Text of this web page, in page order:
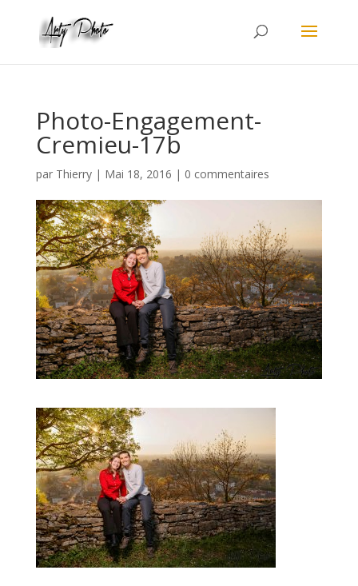
Photo-Engagement-
Cremieu-17b
par Thierry| Mai 18, 2016 | 0 commentaires